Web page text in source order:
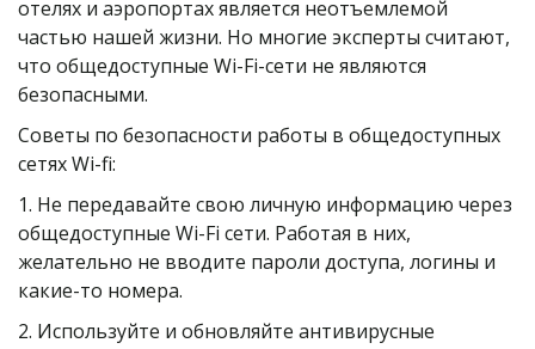
отелях и аэропортах является неотъемлемой
частью нашей жизни. Но многие эксперты считают,
что общедоступные Wi-Fi-сети не являются
безопасными.
Советы по безопасности работы в общедоступных
сетях Wi-fi:
1. Не передавайте свою личную информацию через
общедоступные Wi-Fi сети. Работая в них,
желательно не вводите пароли доступа, логины и
какие-то номера.
2. Используйте и обновляйте антивирусные